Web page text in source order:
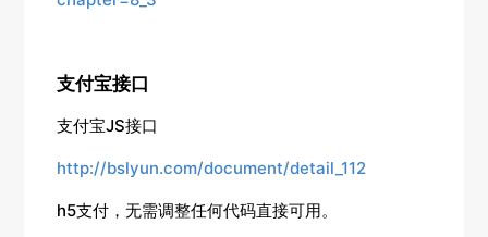
支付宝接口
支付宝JS接口
http://bslyun.com/document/detail_112
h5支付，无需调整任何代码直接可用。